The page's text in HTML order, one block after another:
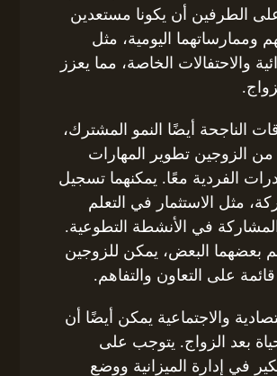
الطرفين أن يكونا مستعدين
وممارساتهما اليومية، مثل
والاحتفالات الخاصة، مما يعزز
الناجحة أيضًا النمو المشترك،
الزوجين تطوير المهارات
الفردية معًا. يمكنهما تسجيل
مثل الاستثمار في التعلم
في الأنشطة التطوعية.
بعضهما البعض، يمكن للزوجين
على التعاون والتفاهم.
والاجتماعية يمكن أيضًا أن
بعد الزواج. يتوجب على
في إدارة الميزانية ووضع